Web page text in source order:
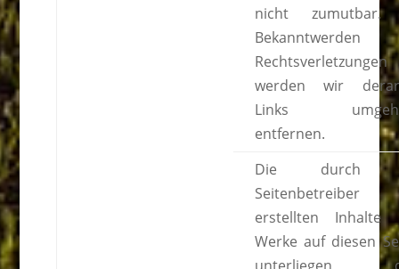
nicht zumutbar.
Bekanntwerden
Rechtsverletzungen
werden wir
Links
entfernen.
Die durch
Seitenbetreiber
erstellten Inhalte
Werke auf diesen